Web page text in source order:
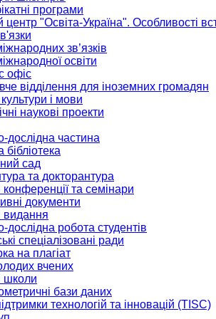
програми
центр "Освіта-Україна". Особливості
зв’язків
освіти
офіс
відділення для іноземних громадян
і мови
наукові проекти
дослідна частина
бібліотека
сад
та докторантура
конференції та семінари
документи
видання
дослідна робота студентів
спеціалізовані ради
на плагіат
вчених
школи
бази даних
технологій та інновацій (TISC)